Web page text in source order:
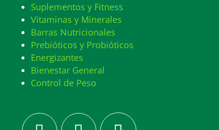
Suplementos y Fitness
Vitaminas y Minerales
Barras Nutricionales
Prebióticos y Probióticos
Energizantes
Bienestar General
Control de Peso